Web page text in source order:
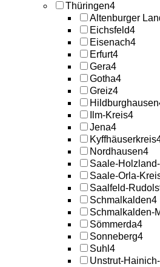
Thüringen4
Altenburger
Eichsfeld4
Eisenach4
Erfurt4
Gera4
Gotha4
Greiz4
Hildburghausen
Ilm-Kreis4
Jena4
Kyffhäuserkreis
Nordhausen4
Saale-
Saale-Orla-
Saalfeld-
Schmalkalden4
Schmalkalden-
Sömmerda4
Sonneberg4
Suhl 4
Unstrut-